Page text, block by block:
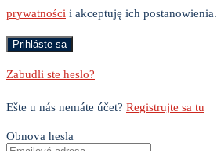
prywatności i akceptuję ich postanowienia.
Zabudli ste heslo?
Ešte u nás nemáte účet? Registrujte sa tu
Obnova hesla